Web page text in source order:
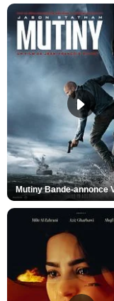
Mutiny Bande-annonce